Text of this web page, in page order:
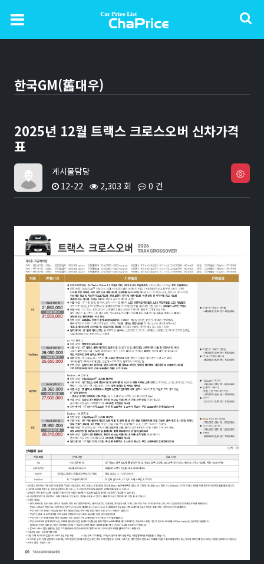
한국GM(舊대우)
2025년 12월 트랙스 크로스오버 신차가격
표
게시물담당
12-22
2,303 회 0 건